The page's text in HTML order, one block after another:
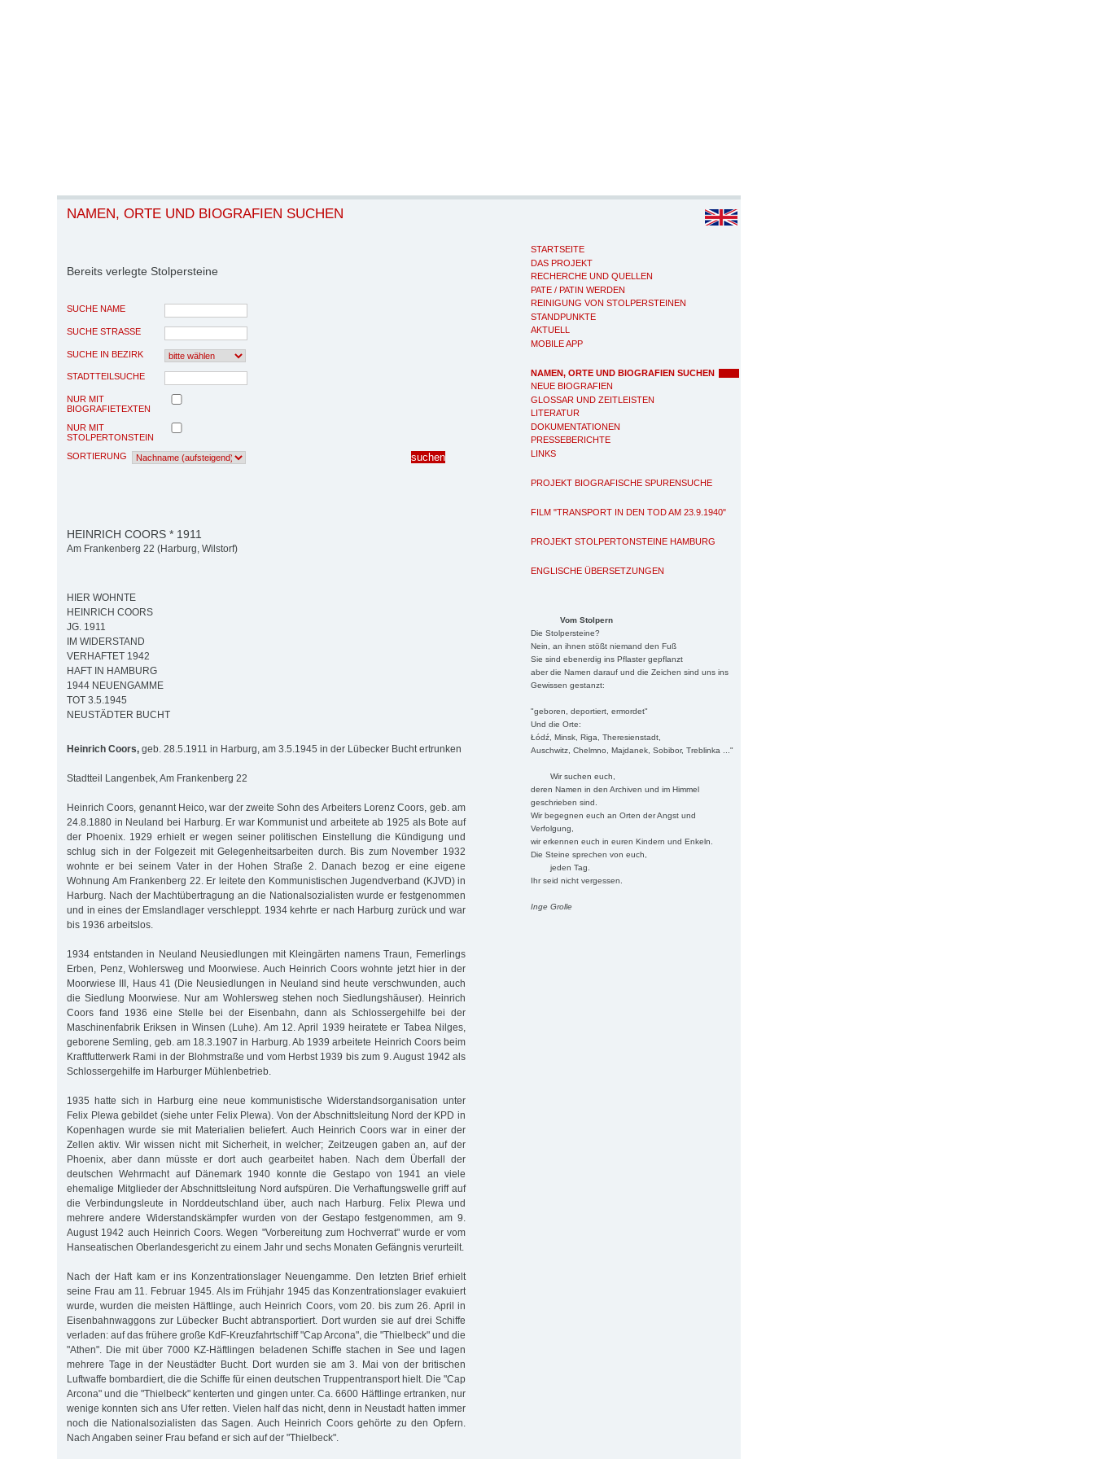
STARTSEITE
DAS PROJEKT
RECHERCHE UND QUELLEN
PATE / PATIN WERDEN
REINIGUNG VON STOLPERSTEINEN
STANDPUNKTE
AKTUELL
MOBILE APP
NAMEN, ORTE UND BIOGRAFIEN SUCHEN
NEUE BIOGRAFIEN
GLOSSAR UND ZEITLEISTEN
LITERATUR
DOKUMENTATIONEN
PRESSEBERICHTE
LINKS
PROJEKT BIOGRAFISCHE SPURENSUCHE
FILM "TRANSPORT IN DEN TOD AM 23.9.1940"
PROJEKT STOLPERTONSTEINE HAMBURG
ENGLISCHE ÜBERSETZUNGEN
Vom Stolpern
Die Stolpersteine?
Nein, an ihnen stößt niemand den Fuß
Sie sind ebenerdig ins Pflaster gepflanzt
aber die Namen darauf und die Zeichen sind uns ins
Gewissen gestanzt:
"geboren, deportiert, ermordet"
Und die Orte:
Łódź, Minsk, Riga, Theresienstadt,
Auschwitz, Chelmno, Majdanek, Sobibor, Treblinka ..."
Wir suchen euch,
deren Namen in den Archiven und im Himmel
geschrieben sind.
Wir begegnen euch an Orten der Angst und
Verfolgung,
wir erkennen euch in euren Kindern und Enkeln.
Die Steine sprechen von euch,
jeden Tag.
Ihr seid nicht vergessen.
Inge Grolle
NAMEN, ORTE UND BIOGRAFIEN SUCHEN
Bereits verlegte Stolpersteine
SUCHE NAME
SUCHE STRASSE
SUCHE IN BEZIRK
STADTTEILSUCHE
NUR MIT
BIOGRAFIETEXTEN
NUR MIT
STOLPERTONSTEIN
SORTIERUNG
HEINRICH COORS * 1911
Am Frankenberg 22 (Harburg, Wilstorf)
HIER WOHNTE
HEINRICH COORS
JG. 1911
IM WIDERSTAND
VERHAFTET 1942
HAFT IN HAMBURG
1944 NEUENGAMME
TOT 3.5.1945
NEUSTÄDTER BUCHT
Heinrich Coors, geb. 28.5.1911 in Harburg, am 3.5.1945 in der Lübecker Bucht ertrunken
Stadtteil Langenbek, Am Frankenberg 22
Heinrich Coors, genannt Heico, war der zweite Sohn des Arbeiters Lorenz Coors, geb. am
24.8.1880 in Neuland bei Harburg. Er war Kommunist und arbeitete ab 1925 als Bote auf
der Phoenix. 1929 erhielt er wegen seiner politischen Einstellung die Kündigung und
schlug sich in der Folgezeit mit Gelegenheitsarbeiten durch. Bis zum November 1932
wohnte er bei seinem Vater in der Hohen Straße 2. Danach bezog er eine eigene
Wohnung Am Frankenberg 22. Er leitete den Kommunistischen Jugendverband (KJVD) in
Harburg. Nach der Machtübertragung an die Nationalsozialisten wurde er festgenommen
und in eines der Emslandlager verschleppt. 1934 kehrte er nach Harburg zurück und war
bis 1936 arbeitslos.
1934 entstanden in Neuland Neusiedlungen mit Kleingärten namens Traun, Femerlings
Erben, Penz, Wohlersweg und Moorwiese. Auch Heinrich Coors wohnte jetzt hier in der
Moorwiese III, Haus 41 (Die Neusiedlungen in Neuland sind heute verschwunden, auch
die Siedlung Moorwiese. Nur am Wohlersweg stehen noch Siedlungshäuser). Heinrich
Coors fand 1936 eine Stelle bei der Eisenbahn, dann als Schlossergehilfe bei der
Maschinenfabrik Eriksen in Winsen (Luhe). Am 12. April 1939 heiratete er Tabea Nilges,
geborene Semling, geb. am 18.3.1907 in Harburg. Ab 1939 arbeitete Heinrich Coors beim
Kraftfutterwerk Rami in der Blohmstraße und vom Herbst 1939 bis zum 9. August 1942 als
Schlossergehilfe im Harburger Mühlenbetrieb.
1935 hatte sich in Harburg eine neue kommunistische Widerstandsorganisation unter
Felix Plewa gebildet (siehe unter Felix Plewa). Von der Abschnittsleitung Nord der KPD in
Kopenhagen wurde sie mit Materialien beliefert. Auch Heinrich Coors war in einer der
Zellen aktiv. Wir wissen nicht mit Sicherheit, in welcher; Zeitzeugen gaben an, auf der
Phoenix, aber dann müsste er dort auch gearbeitet haben. Nach dem Überfall der
deutschen Wehrmacht auf Dänemark 1940 konnte die Gestapo von 1941 an viele
ehemalige Mitglieder der Abschnittsleitung Nord aufspüren. Die Verhaftungswelle griff auf
die Verbindungsleute in Norddeutschland über, auch nach Harburg. Felix Plewa und
mehrere andere Widerstandskämpfer wurden von der Gestapo festgenommen, am 9.
August 1942 auch Heinrich Coors. Wegen "Vorbereitung zum Hochverrat" wurde er vom
Hanseatischen Oberlandesgericht zu einem Jahr und sechs Monaten Gefängnis verurteilt.
Nach der Haft kam er ins Konzentrationslager Neuengamme. Den letzten Brief erhielt
seine Frau am 11. Februar 1945. Als im Frühjahr 1945 das Konzentrationslager evakuiert
wurde, wurden die meisten Häftlinge, auch Heinrich Coors, vom 20. bis zum 26. April in
Eisenbahnwaggons zur Lübecker Bucht abtransportiert. Dort wurden sie auf drei Schiffe
verladen: auf das frühere große KdF-Kreuzfahrtschiff "Cap Arcona", die "Thielbeck" und die
"Athen". Die mit über 7000 KZ-Häftlingen beladenen Schiffe stachen in See und lagen
mehrere Tage in der Neustädter Bucht. Dort wurden sie am 3. Mai von der britischen
Luftwaffe bombardiert, die die Schiffe für einen deutschen Truppentransport hielt. Die "Cap
Arcona" und die "Thielbeck" kenterten und gingen unter. Ca. 6600 Häftlinge ertranken, nur
wenige konnten sich ans Ufer retten. Vielen half das nicht, denn in Neustadt hatten immer
noch die Nationalsozialisten das Sagen. Auch Heinrich Coors gehörte zu den Opfern.
Nach Angaben seiner Frau befand er sich auf der "Thielbeck".